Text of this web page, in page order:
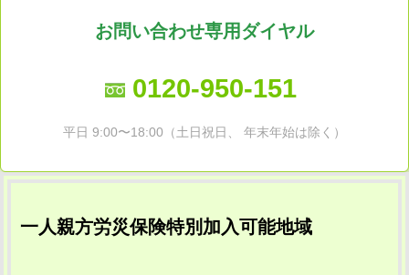
お問い合わせ専用ダイヤル
0120-950-151
平日 9:00〜18:00（土日祝日、 年末年始は除く）
一人親方労災保険特別加入可能地域